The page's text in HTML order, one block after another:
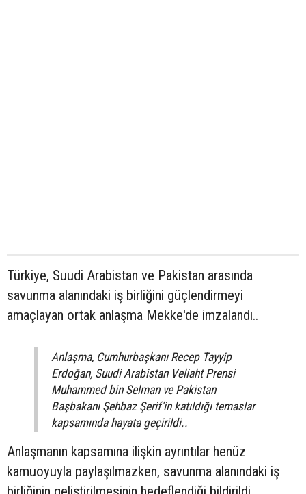
Türkiye, Suudi Arabistan ve Pakistan arasında
savunma alanındaki iş birliğini güçlendirmeyi
amaçlayan ortak anlaşma Mekke'de imzalandı..
Anlaşma, Cumhurbaşkanı Recep Tayyip
Erdoğan, Suudi Arabistan Veliaht Prensi
Muhammed bin Selman ve Pakistan
Başbakanı Şehbaz Şerif'in katıldığı temaslar
kapsamında hayata geçirildi..
Anlaşmanın kapsamına ilişkin ayrıntılar henüz
kamuoyuyla paylaşılmazken, savunma alanındaki iş